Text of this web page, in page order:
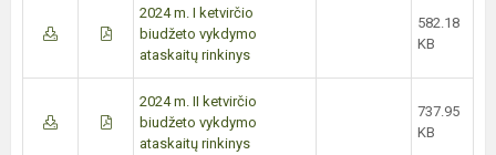
2024 m. I ketvirčio
biudžeto vykdymo
ataskaitų rinkinys
582.18
KB
2024 m. II ketvirčio
biudžeto vykdymo
ataskaitų rinkinys
737.95
KB